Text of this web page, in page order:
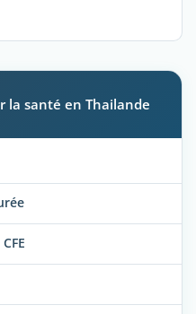
la santé en Thailande